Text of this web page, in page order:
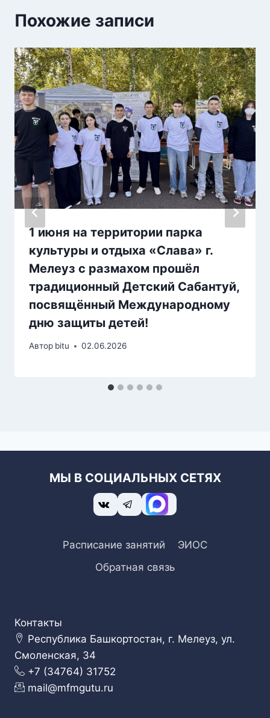
Похожие записи
1 июня на территории парка
культуры и отдыха «Слава» г.
Мелеуз с размахом прошёл
традиционный Детский Сабантуй,
посвящённый Международному
дню защиты детей!
Автор bitu 02.06.2026
МЫ В СОЦИАЛЬНЫХ СЕТЯХ
Расписание занятий
ЭИОС
Обратная связь
Контакты
Республика Башкортостан, г. Мелеуз, ул.
Смоленская, 34
+7 (34764) 31752
mail@mfmgutu.ru